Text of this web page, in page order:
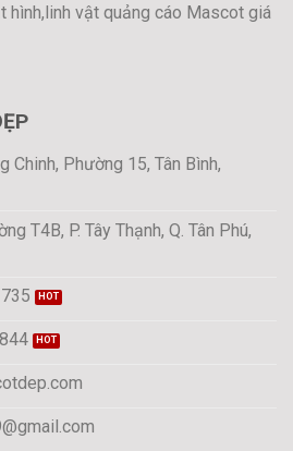
hình,linh vật quảng cáo Mascot giá
Chinh, Phường 15, Tân Bình,
T4B, P. Tây Thạnh, Q. Tân Phú,